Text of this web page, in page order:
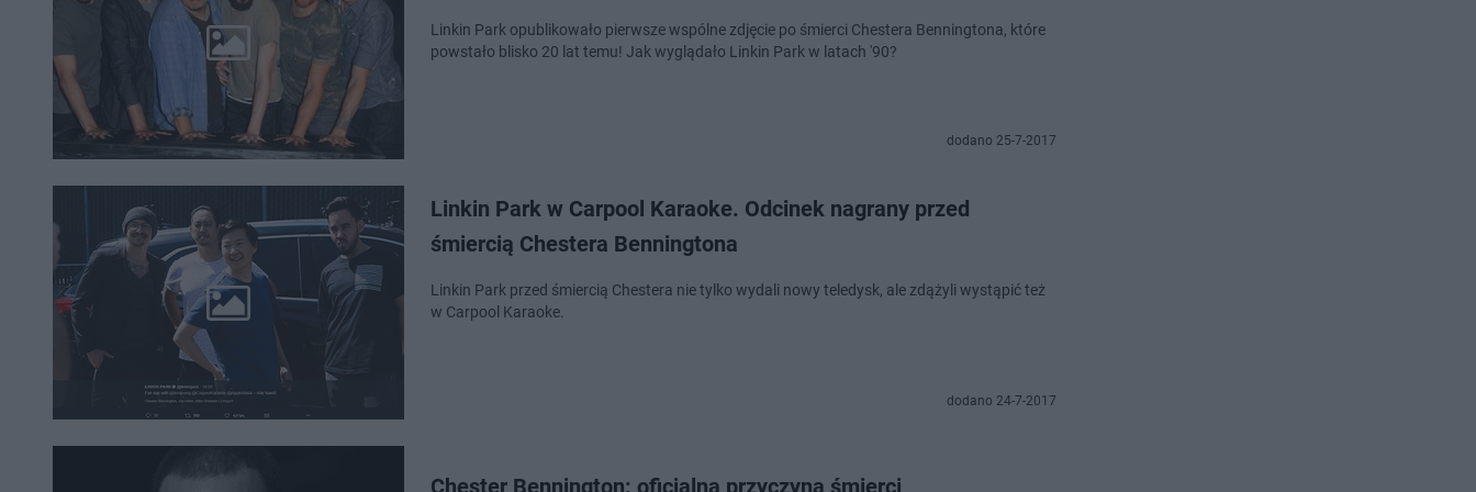
Linkin Park opublikowało pierwsze wspólne zdjęcie po śmierci Chestera Benningtona, które
powstało blisko 20 lat temu! Jak wyglądało Linkin Park w latach '90?
dodano 25-7-2017
Linkin Park w Carpool Karaoke. Odcinek nagrany przed
śmiercią Chestera Benningtona
Linkin Park przed śmiercią Chestera nie tylko wydali nowy teledysk, ale zdążyli wystąpić też
w Carpool Karaoke.
dodano 24-7-2017
Chester Bennington: oficjalna przyczyna śmierci